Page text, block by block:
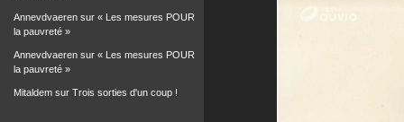
Annevdvaeren sur « Les mesures POUR
la pauvreté »
Annevdvaeren sur « Les mesures POUR
la pauvreté »
Mitaldem sur Trois sorties d'un coup !